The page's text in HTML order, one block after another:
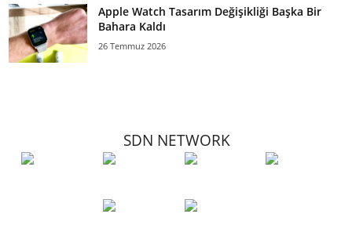
Apple Watch Tasarım Değişikliği Başka Bir
Bahara Kaldı
26 Temmuz 2026
SDN NETWORK